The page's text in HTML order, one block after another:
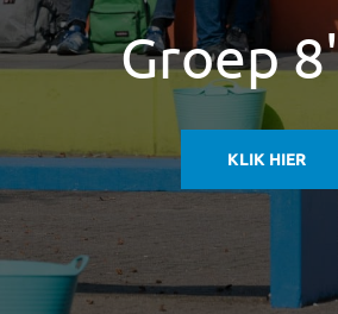
Groep
KLIK HIER